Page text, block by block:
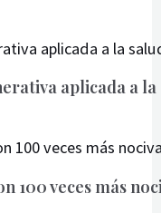
aplicada a la
100 veces más